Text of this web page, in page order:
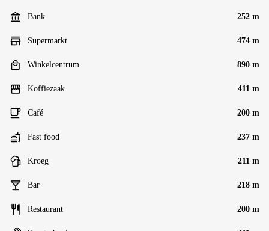
Bank 252 m
Supermarkt 474 m
Winkelcentrum 890 m
Koffiezaak 411 m
Café 200 m
Fast food 237 m
Kroeg 211 m
Bar 218 m
Restaurant 200 m